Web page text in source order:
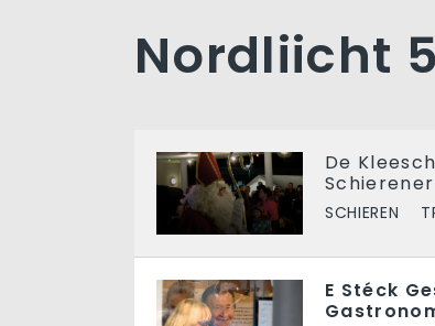
Nordliicht
De
SCHIEREN
E Stéck